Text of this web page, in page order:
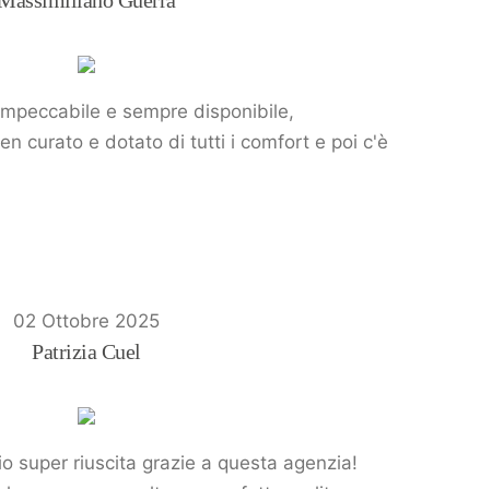
e sempre disponibile,
curato e dotato di tutti i comfort e poi c'è
02 Ottobre 2025
Patrizia Cuel
super riuscita grazie a questa agenzia!